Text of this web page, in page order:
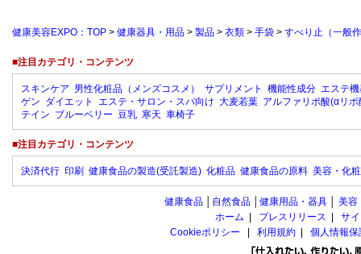
健康美容EXPO：TOP > 健康器具・用品 > 製品 > 衣類 > 手袋 > すべり止（一般
■注目カテゴリ・コンテンツ
スキンケア 男性化粧品（メンズコスメ） サプリメント 機能性成分 エステ
ゲン ダイエット エステ・サロン・スパ向け 大麦若葉 アルファリポ酸(αリポ
テイン ブルーベリー 豆乳 寒天 車椅子
■注目カテゴリ・コンテンツ
決済代行 印刷 健康食品の製造(受託製造) 化粧品 健康食品の原料 美容・化
健康食品 自然食品 健康用品・器具 美容
ホーム
プレスリリース
サ
Cookieポリシー
利用規約 個人情報